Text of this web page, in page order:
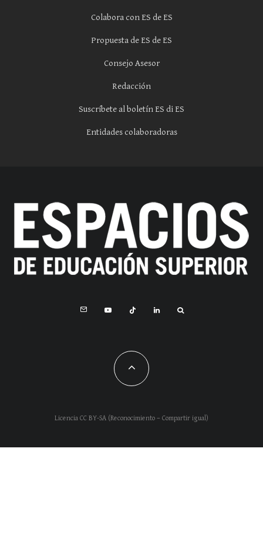
Colabora con ES de ES
Propuesta de ES de ES
Consejo Asesor
Redacción
Suscríbete al boletín ES di ES
Entidades colaboradoras
Licencia CC BY-SA (Reconocimiento – Compartir igual)